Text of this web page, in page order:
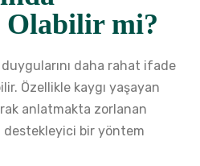
Olabilir mi?
daha rahat ifade
Özellikle kaygı yaşayan
anlatmakta zorlanan
bir yöntem